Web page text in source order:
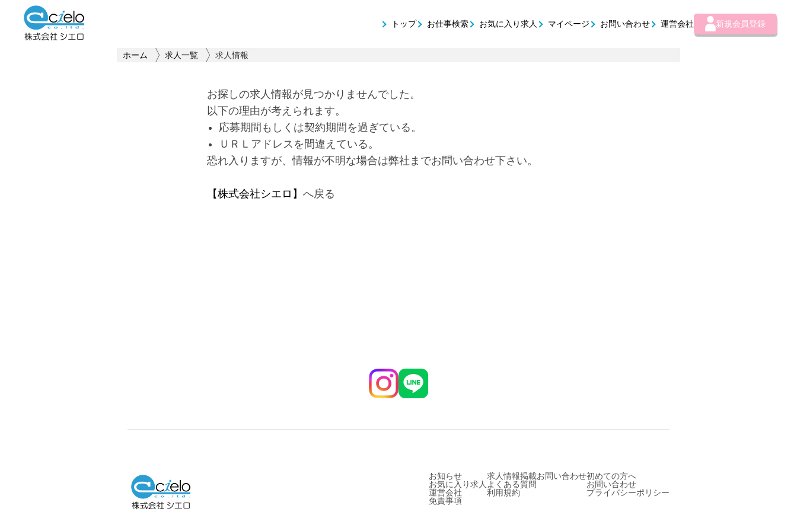
トップ お仕事検索 お気に入り求人 マイページ お問い合わせ 運営会社 新規会員登録
ホーム 求人一覧 求人情報
お探しの求人情報が見つかりませんでした。
以下の理由が考えられます。
応募期間もしくは契約期間を過ぎている。
ＵＲＬアドレスを間違えている。
恐れ入りますが、情報が不明な場合は弊社までお問い合わせ下さい。
【株式会社シエロ】 へ戻る
お知らせ
お気に入り求人
運営会社
免責事項
求人情報掲載お問い合わせ
よくある質問
利用規約
初めての方へ
お問い合わせ
プライバシーポリシー